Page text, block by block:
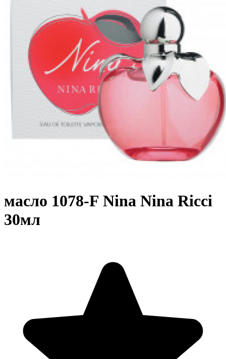
масло 1078-F Nina Nina Ricci
30мл